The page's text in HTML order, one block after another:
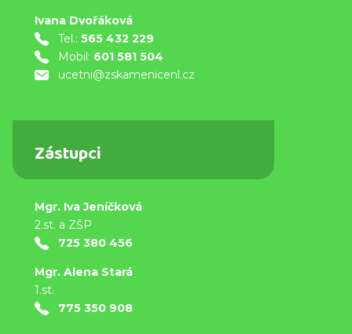
Ivana Dvořáková
Tel.: 565 432 229
Mobil: 601 581 504
ucetni@zskamenicenl.cz
Zástupci
Mgr. Iva Jeníčková
2.st. a ZŠP
725 380 456
Mgr. Alena Stará
1.st.
775 350 908